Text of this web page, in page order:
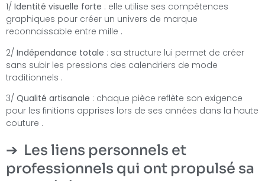
1/ Identité visuelle forte : elle utilise ses compétences
graphiques pour créer un univers de marque
reconnaissable entre mille .
2/ Indépendance totale : sa structure lui permet de créer
sans subir les pressions des calendriers de mode
traditionnels .
3/ Qualité artisanale : chaque pièce reflète son exigence
pour les finitions apprises lors de ses années dans la haute
couture .
Les liens personnels et
professionnels qui ont propulsé sa